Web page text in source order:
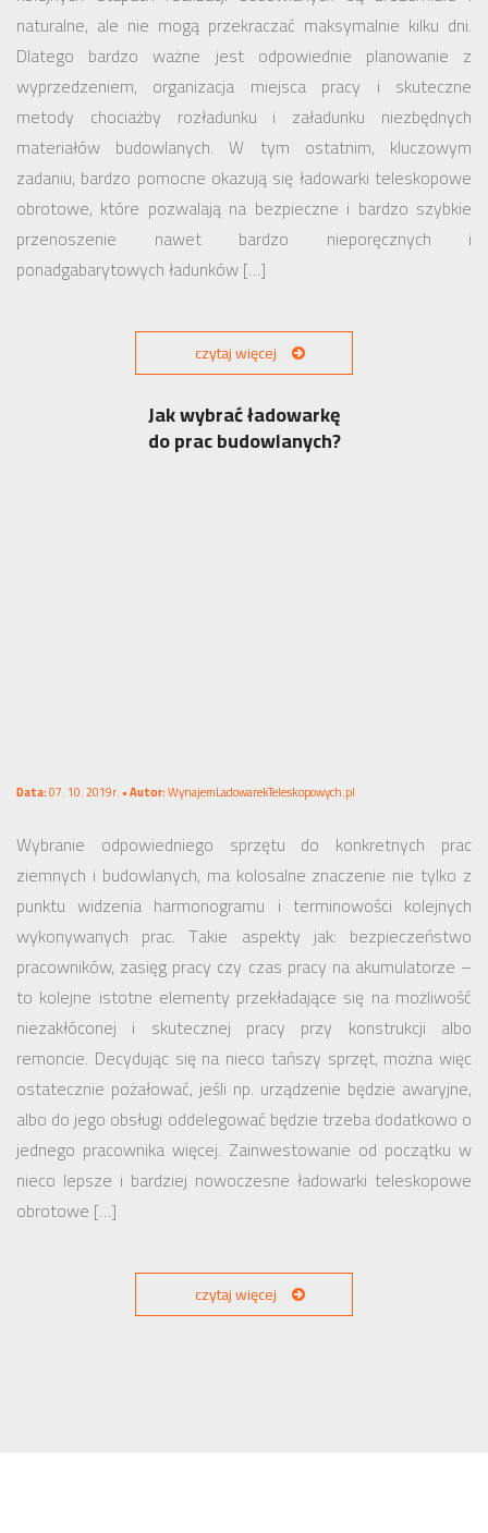
naturalne, ale nie mogą przekraczać maksymalnie kilku dni.
Dlatego bardzo ważne jest odpowiednie planowanie z
wyprzedzeniem, organizacja miejsca pracy i skuteczne
metody chociażby rozładunku i załadunku niezbędnych
materiałów budowlanych. W tym ostatnim, kluczowym
zadaniu, bardzo pomocne okazują się ładowarki teleskopowe
obrotowe, które pozwalają na bezpieczne i bardzo szybkie
przenoszenie nawet bardzo nieporęcznych i
ponadgabarytowych ładunków […]
czytaj więcej
Jak wybrać ładowarkę
do prac budowlanych?
Data:07. 10. 2019r. •Autor:WynajemLadowarekTeleskopowych.pl
Wybranie odpowiedniego sprzętu do konkretnych prac
ziemnych i budowlanych, ma kolosalne znaczenie nie tylko z
punktu widzenia harmonogramu i terminowości kolejnych
wykonywanych prac. Takie aspekty jak: bezpieczeństwo
pracowników, zasięg pracy czy czas pracy na akumulatorze –
to kolejne istotne elementy przekładające się na możliwość
niezakłóconej i skutecznej pracy przy konstrukcji albo
remoncie. Decydując się na nieco tańszy sprzęt, można więc
ostatecznie pożałować, jeśli np. urządzenie będzie awaryjne,
albo do jego obsługi oddelegować będzie trzeba dodatkowo o
jednego pracownika więcej. Zainwestowanie od początku w
nieco lepsze i bardziej nowoczesne ładowarki teleskopowe
obrotowe […]
czytaj więcej